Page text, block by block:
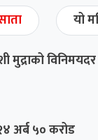
यो
विनिमयदर
अर्ब ५० करोड